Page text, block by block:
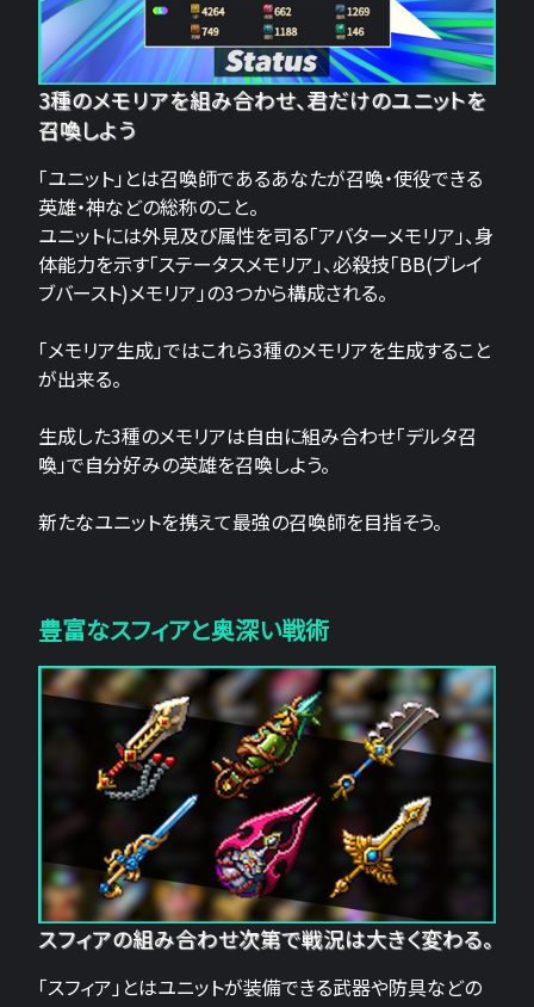
3種のメモリアを組み合わせ、君だけのユニットを
召喚しよう
「ユニット」とは召喚師であるあなたが召喚・使役できる
英雄・神などの総称のこと。
ユニットには外見及び属性を司る「アバターメモリア」、身
体能力を示す「ステータスメモリア」、必殺技「BB(ブレイ
ブバースト)メモリア」の3つから構成される。
「メモリア生成」ではこれら3種のメモリアを生成すること
が出来る。
生成した3種のメモリアは自由に組み合わせ「デルタ召
喚」で自分好みの英雄を召喚しよう。
新たなユニットを携えて最強の召喚師を目指そう。
豊富なスフィアと奥深い戦術
スフィアの組み合わせ次第で戦況は大きく変わる。
「スフィア」とはユニットが装備できる武器や防具などの